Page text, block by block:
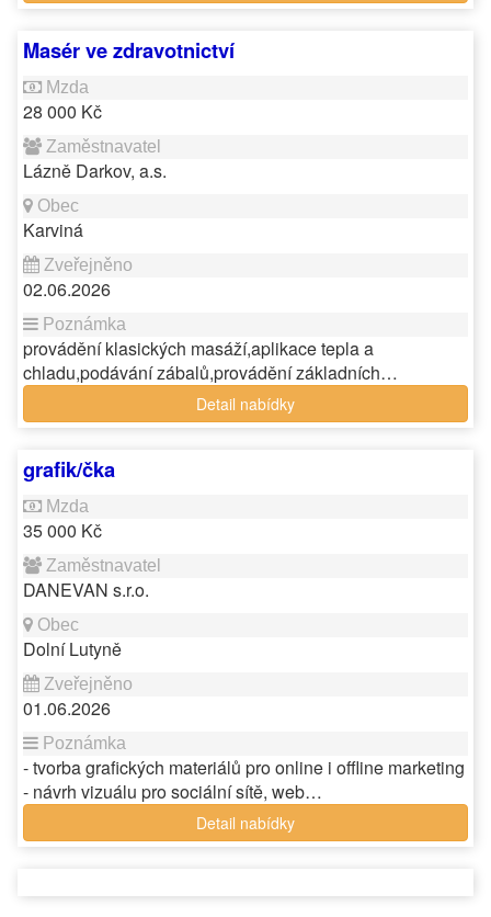
Masér ve zdravotnictví
28 000 Kč
Lázně Darkov, a.s.
Karviná
02.06.2026
provádění klasických masáží,aplikace tepla a
chladu,podávání zábalů,provádění základních…
Detail nabídky
grafik/čka
35 000 Kč
DANEVAN s.r.o.
Dolní Lutyně
01.06.2026
- tvorba grafických materiálů pro online i offline marketing
- návrh vizuálu pro sociální sítě, web…
Detail nabídky